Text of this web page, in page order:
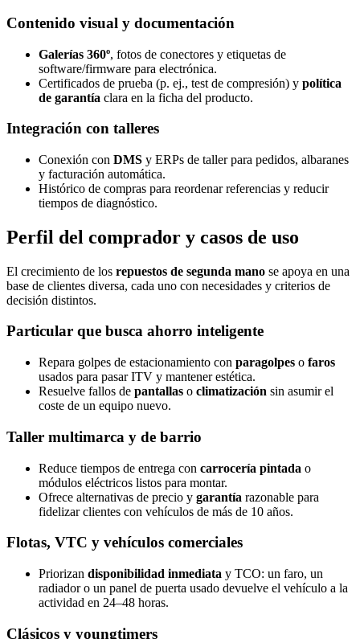
Contenido visual y documentación
Galerías 360º, fotos de conectores y etiquetas de
software/firmware para electrónica.
Certificados de prueba (p. ej., test de compresión) y política
de garantía clara en la ficha del producto.
Integración con talleres
Conexión con DMS y ERPs de taller para pedidos, albaranes
y facturación automática.
Histórico de compras para reordenar referencias y reducir
tiempos de diagnóstico.
Perfil del comprador y casos de uso
El crecimiento de los repuestos de segunda mano se apoya en una
base de clientes diversa, cada uno con necesidades y criterios de
decisión distintos.
Particular que busca ahorro inteligente
Repara golpes de estacionamiento con paragolpes o faros
usados para pasar ITV y mantener estética.
Resuelve fallos de pantallas o climatización sin asumir el
coste de un equipo nuevo.
Taller multimarca y de barrio
Reduce tiempos de entrega con carrocería pintada o
módulos eléctricos listos para montar.
Ofrece alternativas de precio y garantía razonable para
fidelizar clientes con vehículos de más de 10 años.
Flotas, VTC y vehículos comerciales
Priorizan disponibilidad inmediata y TCO: un faro, un
radiador o un panel de puerta usado devuelve el vehículo a la
actividad en 24–48 horas.
Clásicos y youngtimers